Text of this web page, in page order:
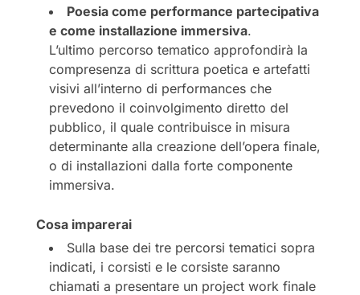
Poesia come performance partecipativa
e come installazione immersiva.
L’ultimo percorso tematico approfondirà la
compresenza di scrittura poetica e artefatti
visivi all’interno di performances che
prevedono il coinvolgimento diretto del
pubblico, il quale contribuisce in misura
determinante alla creazione dell’opera finale,
o di installazioni dalla forte componente
immersiva.
Cosa imparerai
Sulla base dei tre percorsi tematici sopra
indicati, i corsisti e le corsiste saranno
chiamati a presentare un project work finale